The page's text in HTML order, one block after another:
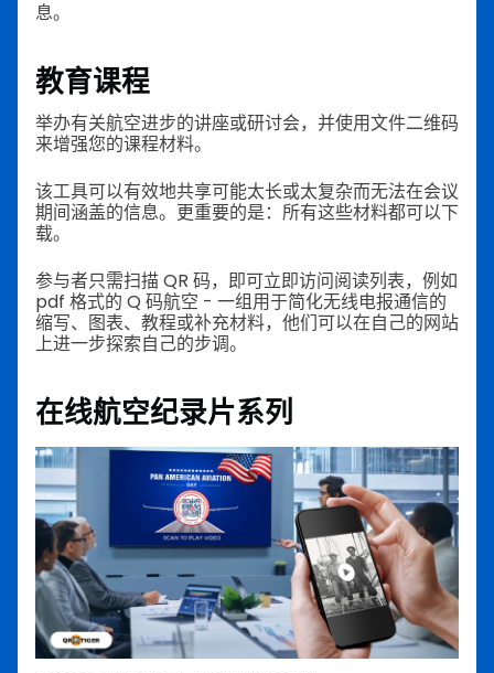
息。
教育课程
举办有关航空进步的讲座或研讨会，并使用文件二维码
来增强您的课程材料。
该工具可以有效地共享可能太长或太复杂而无法在会议
期间涵盖的信息。更重要的是：所有这些材料都可以下
载。
参与者只需扫描 QR 码，即可立即访问阅读列表，例如
pdf 格式的 Q 码航空 - 一组用于简化无线电报通信的
缩写、图表、教程或补充材料，他们可以在自己的网站
上进一步探索自己的步调。
在线航空纪录片系列